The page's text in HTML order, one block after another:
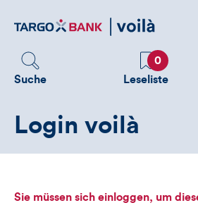
zum
Suche
Favoriten
0
Leseliste
Login voilà
Sie müssen sich einloggen, um